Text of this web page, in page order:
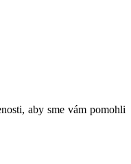
aby sme vám pomohli